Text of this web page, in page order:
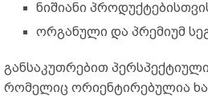
ნიშიანი
ორგანული და პრემიუმ
განსაკუთრებით
რომელიც ორიენტირებულია